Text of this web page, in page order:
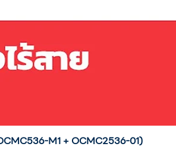
M1 + OCMC2536-01)